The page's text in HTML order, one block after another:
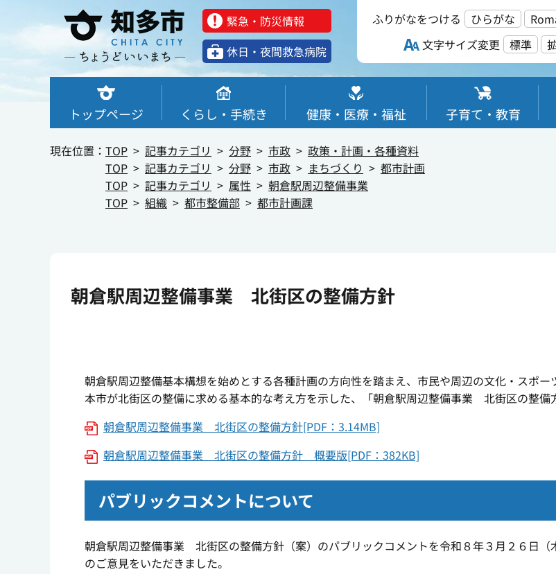
緊急・防災情報
休⽇・夜間救急病院
ふりがなをつける ひらがな
文字サイズ変更
標準
トップページ くらし・手続き 健康・医療・福祉 子育て・教育
現在位置： TOP 記事カテゴリ 分野 市政
政策・計画・各種資料
TOP
記事カテゴリ 分野 市政 まちづくり
都市計画
TOP
記事カテゴリ 属性
朝倉駅周辺整備事業
TOP
組織 都市整備部 都市計画課
朝倉駅周辺整備事業 北街区の整備方針
朝倉駅周辺整備基本構想を始めとする各種計画の方向性を踏まえ、市民や周辺の文化・スポー
本市が北街区の整備に求める基本的な考え方を示した、「朝倉駅周辺整備事業 北街区の整備
朝倉駅周辺整備事業 北街区の整備方針[PDF：3.14MB]
朝倉駅周辺整備事業 北街区の整備方針 概要版[PDF：382KB]
パブリックコメントについて
朝倉駅周辺整備事業 北街区の整備方針（案）のパブリックコメントを令和８年３月２６日
のご意見をいただきました。